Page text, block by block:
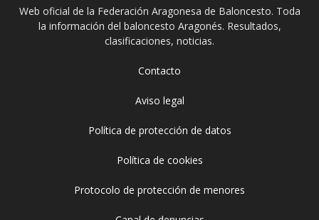
Web oficial de la Federación Aragonesa de Baloncesto. Toda
la información del baloncesto Aragonés. Resultados,
clasificaciones, noticias.
Contacto
Aviso legal
Política de protección de datos
Política de cookies
Protocolo de protección de menores